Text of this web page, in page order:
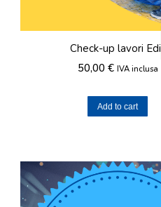
Check-up lavori Edili
50,00 € IVA inclusa
Add to cart